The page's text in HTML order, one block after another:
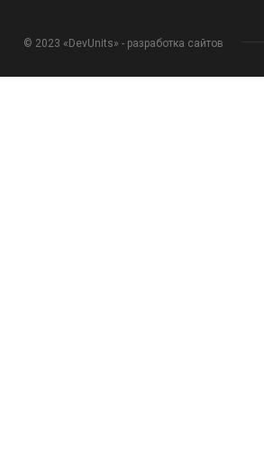
© 2023 «DevUnits» - разработка сайтов